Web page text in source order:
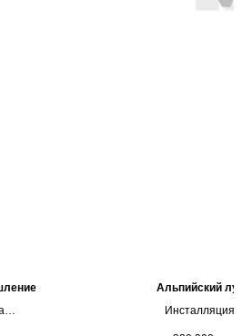
Альпийский луг
Инсталляция